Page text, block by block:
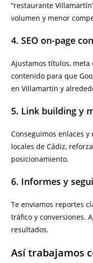
“restaurante
volumen y menor
4. SEO on-page
Ajustamos títulos, meta
contenido para que
en Villamartín y
5. Link building y
Conseguimos enlaces
locales de Cádiz,
posicionamiento.
6. Informes y
Te enviamos reportes
tráfico y conversiones.
resultados.
Así trabajamos